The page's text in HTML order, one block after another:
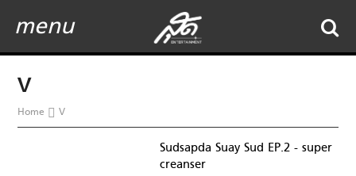
menu
V
Home V
Sudsapda Suay Sud EP.2 - super
creanser